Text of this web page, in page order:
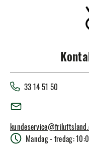
33 14 51 50
Mandag - fredag: